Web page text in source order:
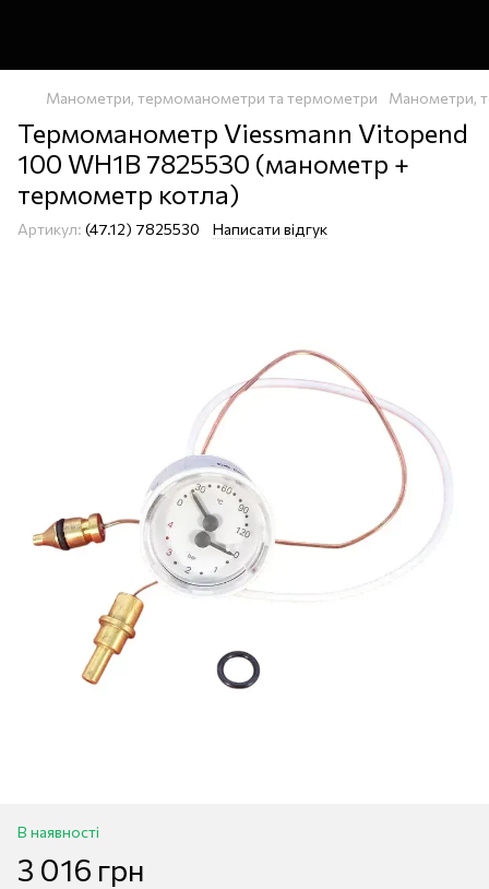
Манометри, термоманометри та термометри Манометри,
Термоманометр Viessmann Vitopend
100 WH1B 7825530 (манометр +
термометр котла)
Артикул: (47.12) 7825530 Написати відгук
В наявності
3 016 грн